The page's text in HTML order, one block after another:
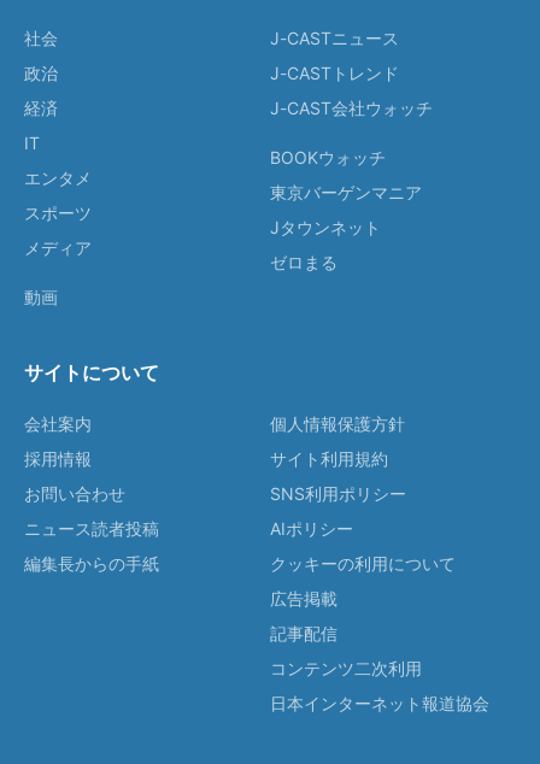
社会
政治
経済
IT
エンタメ
スポーツ
メディア
動画
J-CASTニュース
J-CASTトレンド
J-CAST会社ウォッチ
BOOKウォッチ
東京バーゲンマニア
Jタウンネット
ゼロまる
サイトについて
会社案内
採用情報
お問い合わせ
ニュース読者投稿
編集長からの手紙
個人情報保護方針
サイト利用規約
SNS利用ポリシー
AIポリシー
クッキーの利用について
広告掲載
記事配信
コンテンツ二次利用
日本インターネット報道協会